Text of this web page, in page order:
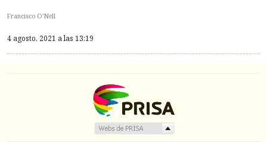
Francisco O’Nell
4 agosto, 2021 a las 13:19